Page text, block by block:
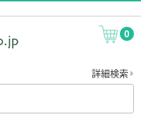
0
詳細検索